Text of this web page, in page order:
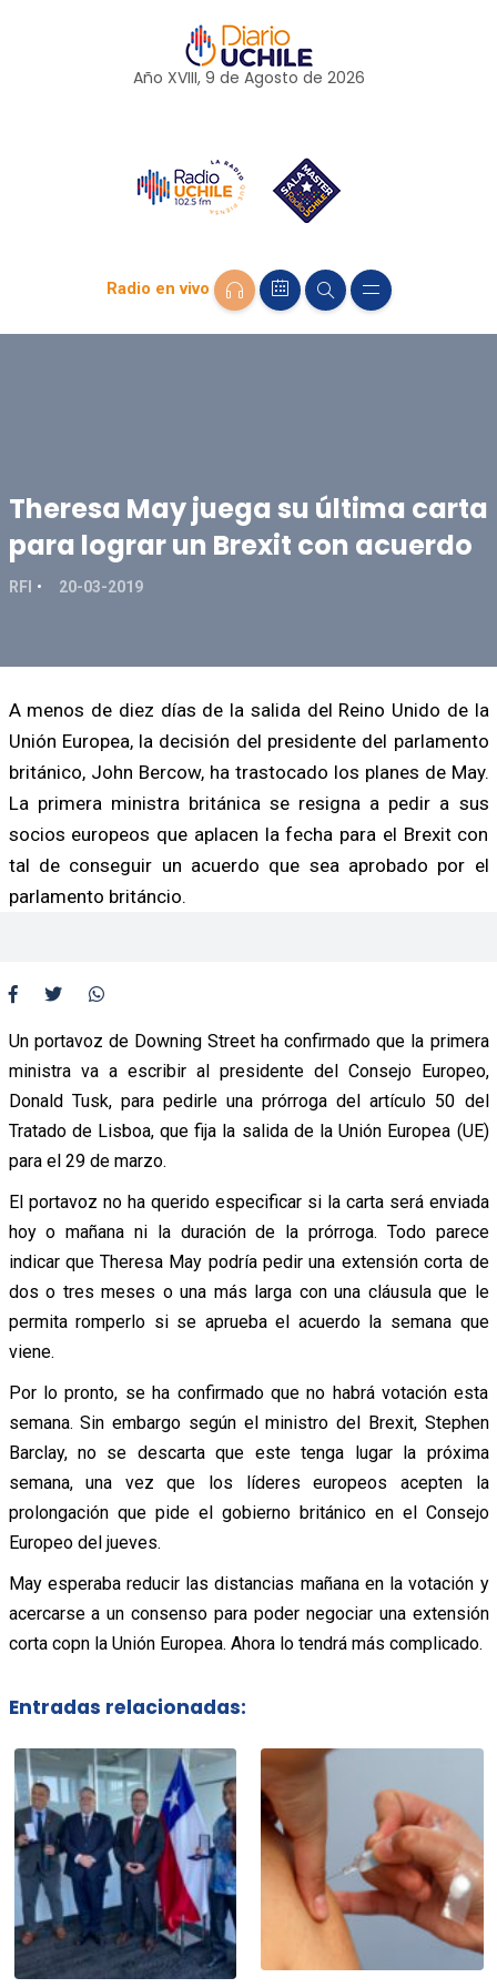
Año XVIII, 9 de Agosto de 2026
Radio en vivo
Theresa May juega su última carta
para lograr un Brexit con acuerdo
RFI 20-03-2019
A menos de diez días de la salida del Reino Unido de la
Unión Europea, la decisión del presidente del parlamento
británico, John Bercow, ha trastocado los planes de May.
La primera ministra británica se resigna a pedir a sus
socios europeos que aplacen la fecha para el Brexit con
tal de conseguir un acuerdo que sea aprobado por el
parlamento británcio.
Un portavoz de Downing Street ha confirmado que la primera
ministra va a escribir al presidente del Consejo Europeo,
Donald Tusk, para pedirle una prórroga del artículo 50 del
Tratado de Lisboa, que fija la salida de la Unión Europea (UE)
para el 29 de marzo.
El portavoz no ha querido especificar si la carta será enviada
hoy o mañana ni la duración de la prórroga. Todo parece
indicar que Theresa May podría pedir una extensión corta de
dos o tres meses o una más larga con una cláusula que le
permita romperlo si se aprueba el acuerdo la semana que
viene.
Por lo pronto, se ha confirmado que no habrá votación esta
semana. Sin embargo según el ministro del Brexit, Stephen
Barclay, no se descarta que este tenga lugar la próxima
semana, una vez que los líderes europeos acepten la
prolongación que pide el gobierno británico en el Consejo
Europeo del jueves.
May esperaba reducir las distancias mañana en la votación y
acercarse a un consenso para poder negociar una extensión
corta copn la Unión Europea. Ahora lo tendrá más complicado.
Entradas relacionadas: